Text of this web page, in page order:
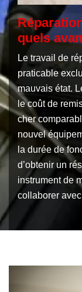
quels
Le travail de
praticable
mauvais état.
le coût de
cher
nouvel
la durée de
d’obtenir un
instrument de
collaborer